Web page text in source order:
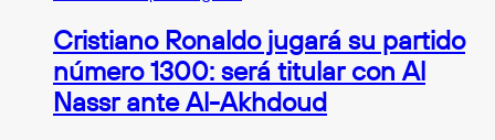
Cristiano Ronaldo jugará su partido
número 1300: será titular con Al
Nassr ante Al-Akhdoud